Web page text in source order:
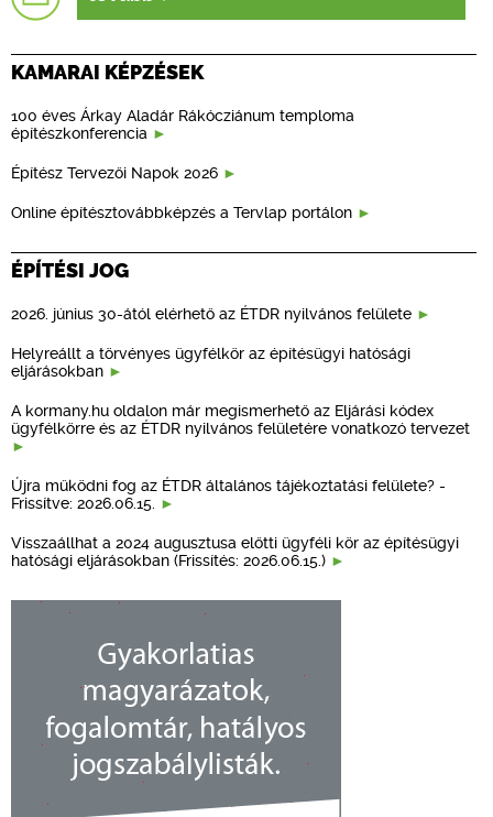
KAMARAI KÉPZÉSEK
100 éves Árkay Aladár Rákócziánum temploma
építészkonferencia
Építész Tervezői Napok 2026
Online építésztovábbképzés a Tervlap portálon
ÉPÍTÉSI JOG
2026. június 30-ától elérhető az ÉTDR nyilvános felülete
Helyreállt a törvényes ügyfélkör az építésügyi hatósági
eljárásokban
A kormany.hu oldalon már megismerhető az Eljárási kódex
ügyfélkörre és az ÉTDR nyilvános felületére vonatkozó tervezet
Újra működni fog az ÉTDR általános tájékoztatási felülete? -
Frissítve: 2026.06.15.
Visszaállhat a 2024 augusztusa előtti ügyféli kör az építésügyi
hatósági eljárásokban (Frissítés: 2026.06.15.)